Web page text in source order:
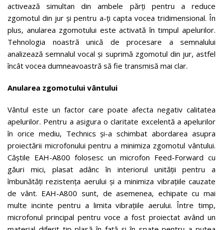
activează simultan din ambele părți pentru a reduce
zgomotul din jur și pentru a-ți capta vocea tridimensional. În
plus, anularea zgomotului este activată în timpul apelurilor.
Tehnologia noastră unică de procesare a semnalului
analizează semnalul vocal și suprimă zgomotul din jur, astfel
încât vocea dumneavoastră să fie transmisă mai clar.
Anularea zgomotului vântului
Vântul este un factor care poate afecta negativ calitatea
apelurilor. Pentru a asigura o claritate excelentă a apelurilor
în orice mediu, Technics și-a schimbat abordarea asupra
proiectării microfonului pentru a minimiza zgomotul vântului.
Căștile EAH-A800 folosesc un microfon Feed-Forward cu
găuri mici, plasat adânc în interiorul unității pentru a
îmbunătăți rezistența aerului și a minimiza vibrațiile cauzate
de vânt. EAH-A800 sunt, de asemenea, echipate cu mai
multe incinte pentru a limita vibrațiile aerului. Între timp,
microfonul principal pentru voce a fost proiectat având un